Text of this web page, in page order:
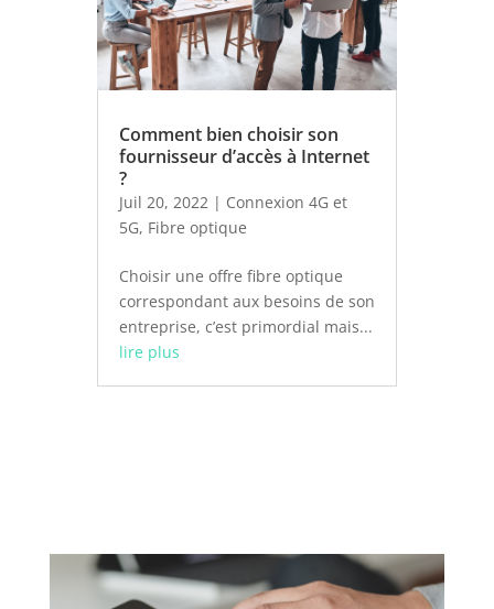
Comment bien choisir son
fournisseur d’accès à Internet
?
Juil 20, 2022 | Connexion 4G et
5G, Fibre optique
Choisir une offre fibre optique
correspondant aux besoins de son
entreprise, c’est primordial mais...
lire plus